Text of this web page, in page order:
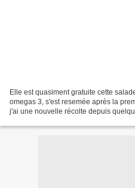
Elle est quasiment gratuite cette
omegas 3, s'est resemée après la
j'ai une nouvelle récolte depuis